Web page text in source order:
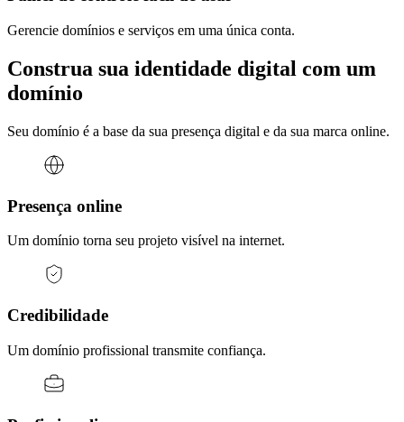
Gerencie domínios e serviços em uma única conta.
Construa sua identidade digital com um
domínio
Seu domínio é a base da sua presença digital e da sua marca online.
Presença online
Um domínio torna seu projeto visível na internet.
Credibilidade
Um domínio profissional transmite confiança.